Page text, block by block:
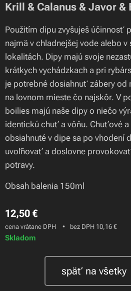
Krill & Calanus & Javor &
Použitím dipu zvyšuješ účinnosť
najmä v chladnejšej vode alebo v
lokalitách. Dipy majú svoje
krátkych vychádzkach a pri
je potrebné dosiahnuť zábery od
na lovnom mieste čo najskôr. V
boilies majú naše dipy o niečo
identickú chuť a vôňu. Chuťové
obsiahnuté v dipe sa po vhodení
uvoľňovať a doslovne
potravy.
Obsah balenia 150ml
12,50 €
cena vrátane DPH bez DPH 10,16 €
Skladom
späť na všetky